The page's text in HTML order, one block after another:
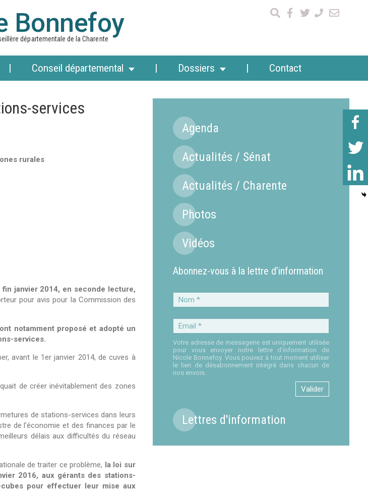
Bonnefoy
départementale de la Charente
Conseil départemental Dossiers Contact
services
rurales
janvier 2014, en seconde lecture,
pour avis pour la Commission des
notamment proposé et adopté un
services.
avant le 1er janvier 2014, de cuves à
de créer inévitablement des zones
de stations-services dans leurs
de l’économie et des finances par le
délais aux difficultés du réseau
de traiter ce problème, la loi sur
2016, aux gérants des stations-
pour effectuer leur mise aux
Agenda
Actualités / Sénat
Actualités / Charente
Photos
Vidéos
Abonnez-vous à la lettre d’information
Nom
*
Email
*
Votre adresse de messagerie est uniquement utilisée
pour vous envoyer notre lettre d'information de
Nicole Bonnefoy. Vous pouvez à tout moment utiliser
le lien de désabonnement intégré dans chacun de
nos envois.
Lettres d'information